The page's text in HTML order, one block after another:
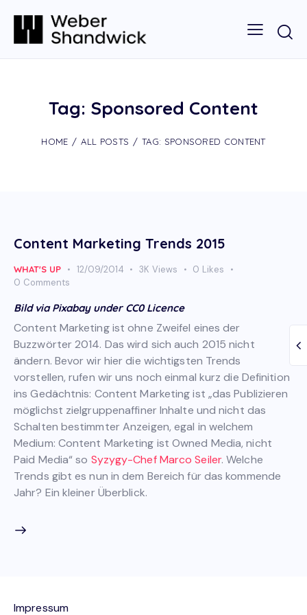
Tag: Sponsored Content
HOME ALL POSTS TAG: SPONSORED CONTENT
Content Marketing Trends 2015
WHAT'S UP 12/09/2014 3K Views 0 Likes
0 Comments
Bild via Pixabay under CC0 Licence
Content Marketing ist ohne Zweifel eines der
Buzzwörter 2014. Das wird sich auch 2015 nicht
ändern. Bevor wir hier die wichtigsten Trends
vorstellen, rufen wir uns noch einmal kurz die Definition
ins Gedächtnis: Content Marketing ist „das Publizieren
möglichst zielgruppenaffiner Inhalte und nicht das
Schalten bestimmter Anzeigen, egal in welchem
Medium: Content Marketing ist Owned Media, nicht
Paid Media“ so Syzygy-Chef Marco Seiler. Welche
Trends gibt es nun in dem Bereich für das kommende
Jahr? Ein kleiner Überblick.
Impressum